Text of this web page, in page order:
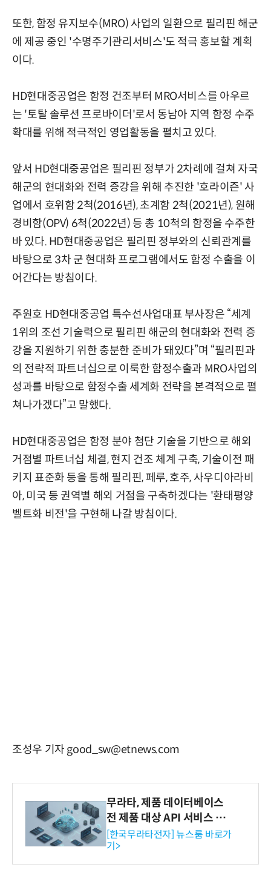
또한, 함정 유지보수(MRO) 사업의 일환으로 필리핀 해군
에 제공 중인 '수명주기관리서비스'도 적극 홍보할 계획
이다.
HD현대중공업은 함정 건조부터 MRO서비스를 아우르
는 '토탈 솔루션 프로바이더'로서 동남아 지역 함정 수주
확대를 위해 적극적인 영업활동을 펼치고 있다.
앞서 HD현대중공업은 필리핀 정부가 2차례에 걸쳐 자국
해군의 현대화와 전력 증강을 위해 추진한 '호라이즌' 사
업에서 호위함 2척(2016년), 초계함 2척(2021년), 원해
경비함(OPV) 6척(2022년) 등 총 10척의 함정을 수주한
바 있다. HD현대중공업은 필리핀 정부와의 신뢰관계를
바탕으로 3차 군 현대화 프로그램에서도 함정 수출을 이
어간다는 방침이다.
주원호 HD현대중공업 특수선사업대표 부사장은 “세계
1위의 조선 기술력으로 필리핀 해군의 현대화와 전력 증
강을 지원하기 위한 충분한 준비가 돼있다”며 “필리핀과
의 전략적 파트너십으로 이룩한 함정수출과 MRO사업의
성과를 바탕으로 함정수출 세계화 전략을 본격적으로 펼
쳐나가겠다”고 말했다.
HD현대중공업은 함정 분야 첨단 기술을 기반으로 해외
거점별 파트너십 체결, 현지 건조 체계 구축, 기술이전 패
키지 표준화 등을 통해 필리핀, 페루, 호주, 사우디아라비
아, 미국 등 권역별 해외 거점을 구축하겠다는 '환태평양
벨트화 비전'을 구현해 나갈 방침이다.
조성우 기자 good_sw@etnews.com
무라타, 제품 데이터베이스
전 제품 대상 API 서비스 제
공…73개 제품 카테고리로
확대
[한국무라타전자] 뉴스룸 바로가
기>